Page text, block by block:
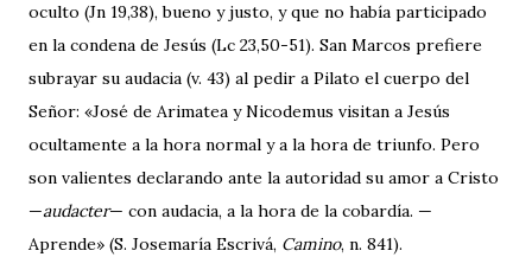
oculto (Jn 19,38), bueno y justo, y que no había participado
en la condena de Jesús (Lc 23,50-51). San Marcos prefiere
subrayar su audacia (v. 43) al pedir a Pilato el cuerpo del
Señor: «José de Arimatea y Nicodemus visitan a Jesús
ocultamente a la hora normal y a la hora de triunfo. Pero
son valientes declarando ante la autoridad su amor a Cristo
—audacter— con audacia, a la hora de la cobardía. —
Aprende» (S. Josemaría Escrivá, Camino, n. 841).